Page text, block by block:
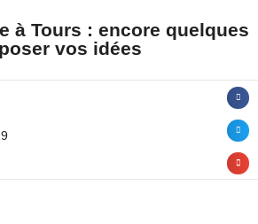
à Tours : encore quelques
vos idées